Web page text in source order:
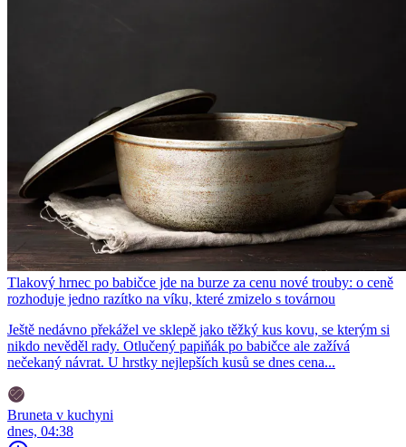
Tlakový hrnec po babičce jde na burze za cenu nové trouby: o ceně
rozhoduje jedno razítko na víku, které zmizelo s továrnou
Ještě nedávno překážel ve sklepě jako těžký kus kovu, se kterým si
nikdo nevěděl rady. Otlučený papiňák po babičce ale zažívá
nečekaný návrat. U hrstky nejlepších kusů se dnes cena...
Bruneta v kuchyni
dnes, 04:38